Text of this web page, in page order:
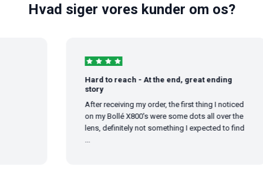
Hvad siger vores kunder om os?
Hard to reach - At the end, great ending
story
After receiving my order, the first thing I noticed
on my Bollé X800's were some dots all over the
lens, definitely not something I expected to find